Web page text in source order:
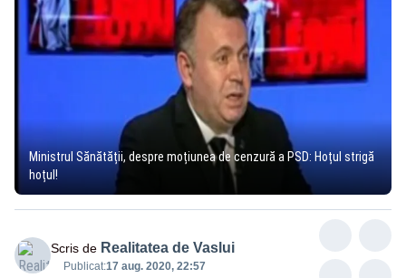
Ministrul Sănătății, despre moțiunea de cenzură a PSD: Hoțul strigă
hoțul!
Scris de Realitatea de Vaslui
Publicat:17 aug. 2020, 22:57